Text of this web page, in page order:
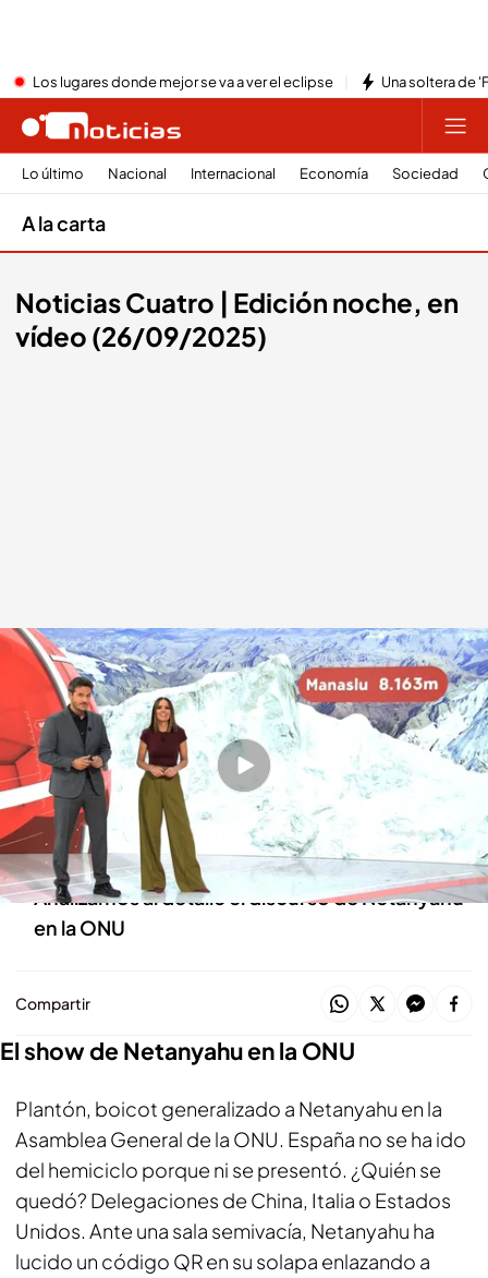
Los lugares donde mejor se va a ver el eclipse Una soltera de
Lo último Nacional Internacional Economía Sociedad
A la carta
Noticias Cuatro | Edición noche, en
vídeo (26/09/2025)
Las noticias, de la mano de Diego Losada y Mónica Sanz
Redacción digital Noticias Cuatro
26 SEP 2025 - 21:26h.
78 médicos analizan el impacto en la población
de las 70.000 toneladas y bombas caídos en
Gaza
Analizamos al detalle el discurso de Netanyahu
en la ONU
Compartir
El show de Netanyahu en la ONU
Plantón, boicot generalizado a Netanyahu en la
Asamblea General de la ONU. España no se ha ido
del hemiciclo porque ni se presentó. ¿Quién se
quedó? Delegaciones de China, Italia o Estados
Unidos. Ante una sala semivacía, Netanyahu ha
lucido un código QR en su solapa enlazando a